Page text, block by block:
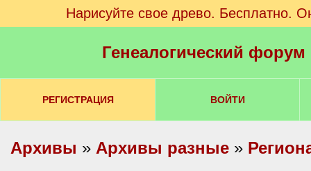
Нарисуйте свое древо. Бесплатно.
Генеалогический
РЕГИСТРАЦИЯ ВОЙТИ
Архивы » Архивы разные »